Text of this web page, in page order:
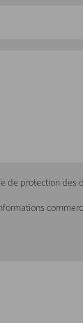
de protection des